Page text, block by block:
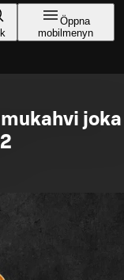
Öppna
mobilmenyn
joka